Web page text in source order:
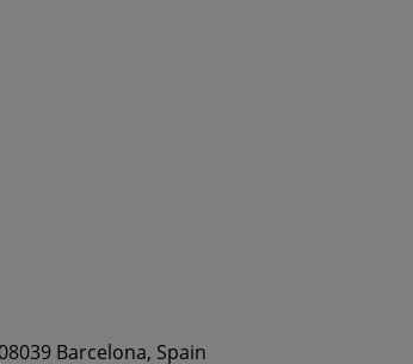
Barcelona, Spain